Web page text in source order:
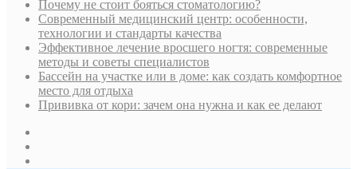
Почему не стоит бояться стоматологию?
Современный медицинский центр: особенности,
технологии и стандарты качества
Эффективное лечение вросшего ногтя: современные
методы и советы специалистов
Бассейн на участке или в доме: как создать комфортное
место для отдыха
Прививка от кори: зачем она нужна и как ее делают